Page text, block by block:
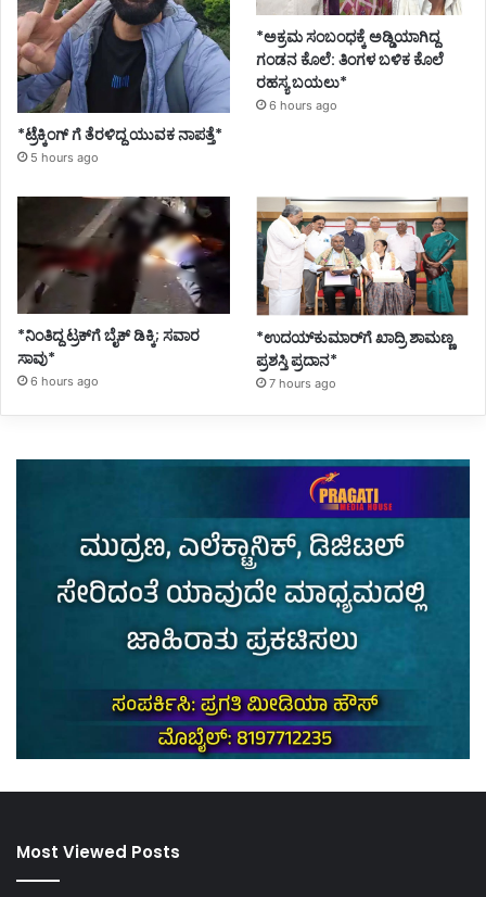
*ಟ್ರೆಕ್ಕಿಂಗ್ ಗೆ ತೆರಳಿದ್ದ ಯುವಕ ನಾಪತ್ತೆ*
5 hours ago
*ಅಕ್ರಮ ಸಂಬಂಧಕ್ಕೆ ಅಡ್ಡಿಯಾಗಿದ್ದ
ಗಂಡನ ಕೊಲೆ: ತಿಂಗಳ ಬಳಿಕ ಕೊಲೆ
ರಹಸ್ಯ ಬಯಲು*
6 hours ago
*ನಿಂತಿದ್ದ ಟ್ರಕ್‌ಗೆ ಬೈಕ್ ಡಿಕ್ಕಿ; ಸವಾರ
ಸಾವು*
6 hours ago
*ಉದಯ್‌ಕುಮಾರ್‌ಗೆ ಖಾದ್ರಿ ಶಾಮಣ್ಣ
ಪ್ರಶಸ್ತಿ ಪ್ರದಾನ*
7 hours ago
Most Viewed Posts